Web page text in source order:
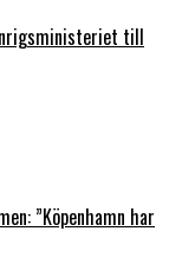
till
”Köpenhamn har